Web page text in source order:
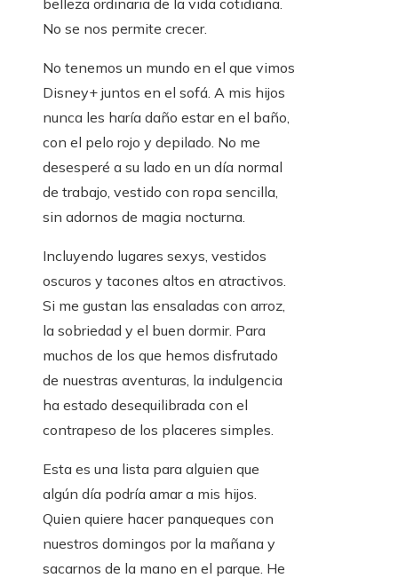
belleza ordinaria de la vida cotidiana.
No se nos permite crecer.
No tenemos un mundo en el que vimos
Disney+ juntos en el sofá. A mis hijos
nunca les haría daño estar en el baño,
con el pelo rojo y depilado. No me
desesperé a su lado en un día normal
de trabajo, vestido con ropa sencilla,
sin adornos de magia nocturna.
Incluyendo lugares sexys, vestidos
oscuros y tacones altos en atractivos.
Si me gustan las ensaladas con arroz,
la sobriedad y el buen dormir. Para
muchos de los que hemos disfrutado
de nuestras aventuras, la indulgencia
ha estado desequilibrada con el
contrapeso de los placeres simples.
Esta es una lista para alguien que
algún día podría amar a mis hijos.
Quien quiere hacer panqueques con
nuestros domingos por la mañana y
sacarnos de la mano en el parque. He